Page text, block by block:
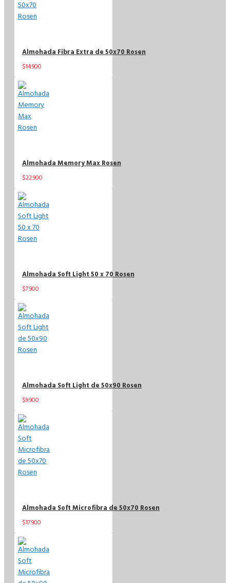
Almohada Fibra Extra de 50x70 Rosen
$14.900
Almohada Memory Max Rosen
$22.900
Almohada Soft Light 50 x 70 Rosen
$7.900
Almohada Soft Light de 50x90 Rosen
$9.900
Almohada Soft Microfibra de 50x70 Rosen
$17.900